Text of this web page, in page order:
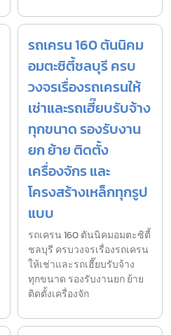
รถเครน 160 ตันนิคม
อมตะซิตี้ชลบุรี ครบ
วงจรเรื่องรถเครนให้
เช่าและรถเฮี๊ยบรับจ้าง
ทุกขนาด รองรับงาน
ยก ย้าย ติดตั้ง
เครื่องจักร และ
โครงสร้างเหล็กทุกรูป
แบบ
รถเครน 160 ตันนิคมอมตะซิตี้
ชลบุรี ครบวงจรเรื่องรถเครน
ให้เช่าและรถเฮี๊ยบรับจ้าง
ทุกขนาด รองรับงานยก ย้าย
ติดตั้งเครื่องจัก